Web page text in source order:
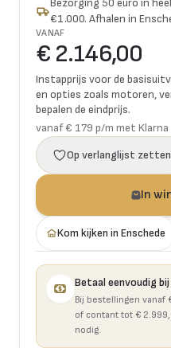
Bezorging 50 euro in
€1.000. Afhalen in
VANAF
€ 2.146,00
Instapprijs voor de
en opties zoals motoren,
bepalen de eindprijs.
vanaf € 179 p/m met Klarna
Op verlanglijst zetten
In
Kom kijken in Enschede
Betaal eenvoudig
Bij bestellingen
of contant tot €
nodig.